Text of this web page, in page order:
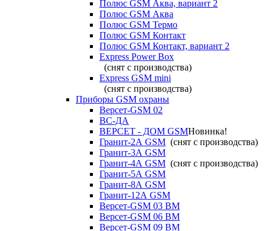
Полюс GSM Аква, вариант 2
Полюс GSM Аква
Полюс GSM Термо
Полюс GSM Контакт
Полюс GSM Контакт, вариант 2
Express Power Box
(снят с производства)
Express GSM mini
(снят с производства)
Приборы GSM охраны
Версет-GSM 02
ВС-ДА
ВЕРСЕТ - ДОМ GSMНовинка!
Гранит-2А GSM (снят с производства)
Гранит-3А GSM
Гранит-4А GSM (снят с производства)
Гранит-5А GSM
Гранит-8А GSM
Гранит-12А GSM
Версет-GSM 03 ВМ
Версет-GSM 06 ВМ
Версет-GSM 09 ВМ